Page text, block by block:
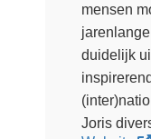
mensen
duidelijk
Joris